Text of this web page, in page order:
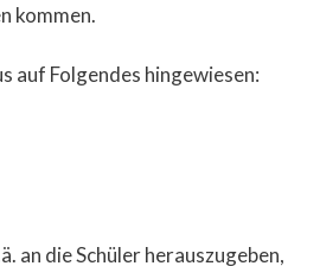
kommen.
auf Folgendes hingewiesen:
die Schüler herauszugeben,